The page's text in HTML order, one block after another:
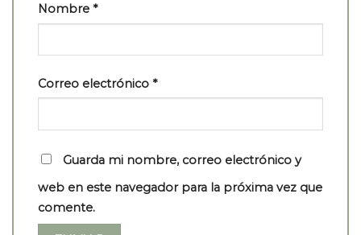
Nombre *
Correo electrónico *
Guarda mi nombre, correo electrónico y
web en este navegador para la próxima vez que
comente.